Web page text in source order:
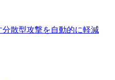
散型攻撃を自動的に軽減